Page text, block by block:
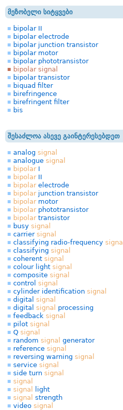
მეზობელი სიტყვები
bipolar II
bipolar electrode
bipolar junction transistor
bipolar motor
bipolar phototransistor
bipolar signal
bipolar transistor
biquad filter
birefringence
birefringent filter
bis
შესაძლოა ასევე გაინტერესებდეთ
analog signal
analogue signal
bipolarI
bipolarII
bipolarelectrode
bipolarjunction transistor
bipolarmotor
bipolarphototransistor
bipolartransistor
busy signal
carrier signal
classifying radio-frequency signal
classifying signal
coherent signal
colour light signal
composite signal
control signal
cylinder identification signal
digital signal
digital signal
processing
feedback signal
pilot signal
Q signal
random signal generator
reference signal
reversing warning signal
service signal
side turn signal
signal
signal
light
signal strength
video signal